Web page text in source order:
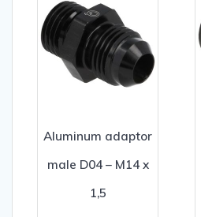
Aluminum adaptor
male D04 – M14 x
1,5